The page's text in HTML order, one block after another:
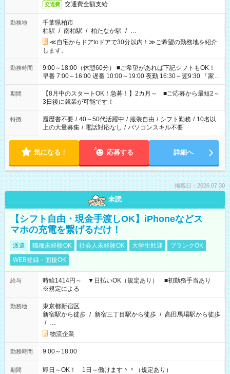
交通費 交通費全額支給
勤務地
千葉県柏市
柏駅 / 南柏駅 / 柏たなか駅 / …
≪自宅からドアtoドアで30分以内！≫ご希望の勤務地を紹介
します。
勤務時間
9:00～18:00（休憩60分） ■ご希望があれば下記シフトもOK！
早番 7:00～16:00 遅番 10:00～19:00 夜勤 16:30～翌9:30 「家族
と休みを合わせたい」 「余裕を持って夕飯の準備がしたい」
「できれば残業はしたくない」 など、ご希望を教えてください
ね。 ※Wワーク希望の方へ 今ご覧のお仕事で希望する勤務時間
と、もう1つのお仕事の勤務時間。 合計で週40時間を超える場
合は応募できません。
期間
【8月中のスタートOK！急募！】2カ月～ ■ご応募から最短2～
3日後に就業が可能です！
特徴 履歴書不要 / 40～50代活躍中 / 服装自由 / シフト勤務 / 10名以
上の大量募集 / 電話対応なし / パソコンスキル不要
気になる！ 応募する 詳細へ
掲載日：2026.07.30
未読
【シフト自由・現金手渡しOK】iPhoneなどス
マホの充電を繋げるだけ！
派遣 職種未経験OK 社会人未経験OK 大学生歓迎
ブランクOK
WEB登録・面接OK
給与
時給1414円～ ▼日払いOK（規定あり） ■初勤務手当あり
※規定による
勤務地
東京都新宿区
新宿駅から徒歩 / 新宿三丁目駅から徒歩 / 高田馬場駅から徒歩
/ …
物流企業
勤務時間 9:00～18:00
期間 即日～OK！ 1日～働けます＾＾（規定あり）